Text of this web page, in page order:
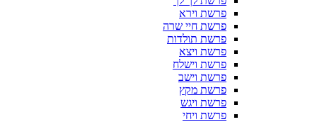
פרשת וירא
פרשת חיי שרה
פרשת תולדות
פרשת ויצא
פרשת וישלח
פרשת וישב
פרשת מקץ
פרשת ויגש
פרשת ויחי